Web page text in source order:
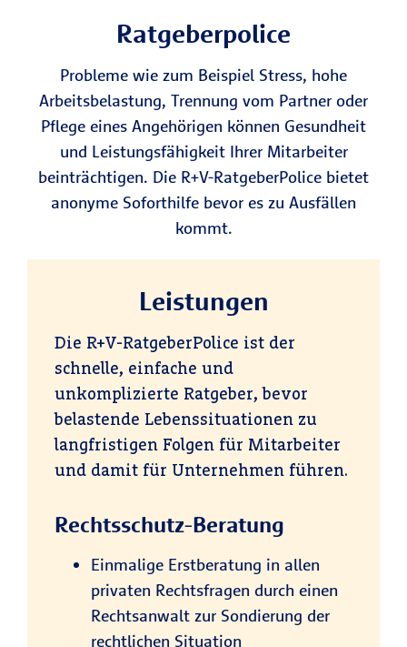
Ratgeberpolice
Probleme wie zum Beispiel Stress, hohe
Arbeitsbelastung, Trennung vom Partner oder
Pflege eines Angehörigen können Gesundheit
und Leistungsfähigkeit Ihrer Mitarbeiter
beinträchtigen. Die R+V-RatgeberPolice bietet
anonyme Soforthilfe bevor es zu Ausfällen
kommt.
Leistungen
Die R+V-RatgeberPolice ist der
schnelle, einfache und
unkomplizierte Ratgeber, bevor
belastende Lebenssituationen zu
langfristigen Folgen für Mitarbeiter
und damit für Unternehmen führen.
Rechtsschutz-Beratung
Einmalige Erstberatung in allen
privaten Rechtsfragen durch einen
Rechtsanwalt zur Sondierung der
rechtlichen Situation